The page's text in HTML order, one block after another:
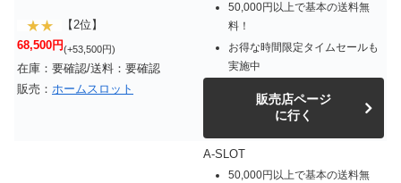
【2位】
68,500円(+53,500円)
在庫：要確認/送料：要確認
販売： ホームスロット
50,000円以上で基本の送料無
料！
お得な時間限定タイムセールも
実施中
販売店ページ
に行く
A-SLOT
50,000円以上で基本の送料無